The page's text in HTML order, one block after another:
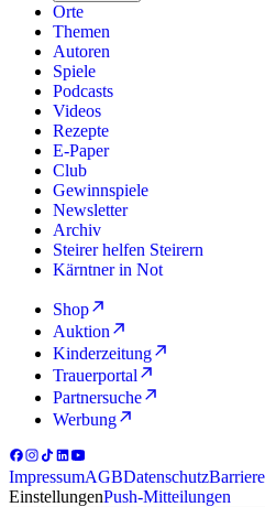
Orte
Themen
Autoren
Spiele
Podcasts
Videos
Rezepte
E-Paper
Club
Gewinnspiele
Newsletter
Archiv
Steirer helfen Steirern
Kärntner in Not
Shop
Auktion
Kinderzeitung
Trauerportal
Partnersuche
Werbung
ImpressumAGBDatenschutz
EinstellungenPush-Mitteilungen